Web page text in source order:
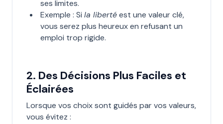
ses limites.
Exemple : Si la libertéest une valeur clé,
vous serez plus heureux en refusant un
emploi trop rigide.
2. Des Décisions Plus Faciles et
Éclairées
Lorsque vos choix sont guidés par vos valeurs,
vous évitez :